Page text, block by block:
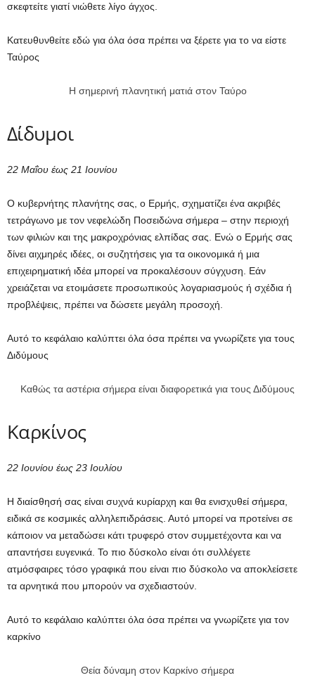
σκεφτείτε γιατί νιώθετε λίγο άγχος.
Κατευθυνθείτε εδώ για όλα όσα πρέπει να ξέρετε για το να είστε
Ταύρος
Η σημερινή πλανητική ματιά στον Ταύρο
Δίδυμοι
22 Μαΐου έως 21 Ιουνίου
Ο κυβερνήτης πλανήτης σας, ο Ερμής, σχηματίζει ένα ακριβές
τετράγωνο με τον νεφελώδη Ποσειδώνα σήμερα – στην περιοχή
των φιλιών και της μακροχρόνιας ελπίδας σας. Ενώ ο Ερμής σας
δίνει αιχμηρές ιδέες, οι συζητήσεις για τα οικονομικά ή μια
επιχειρηματική ιδέα μπορεί να προκαλέσουν σύγχυση. Εάν
χρειάζεται να ετοιμάσετε προσωπικούς λογαριασμούς ή σχέδια ή
προβλέψεις, πρέπει να δώσετε μεγάλη προσοχή.
Αυτό το κεφάλαιο καλύπτει όλα όσα πρέπει να γνωρίζετε για τους
Διδύμους
Καθώς τα αστέρια σήμερα είναι διαφορετικά για τους Διδύμους
Καρκίνος
22 Ιουνίου έως 23 Ιουλίου
Η διαίσθησή σας είναι συχνά κυρίαρχη και θα ενισχυθεί σήμερα,
ειδικά σε κοσμικές αλληλεπιδράσεις. Αυτό μπορεί να προτείνει σε
κάποιον να μεταδώσει κάτι τρυφερό στον συμμετέχοντα και να
απαντήσει ευγενικά. Το πιο δύσκολο είναι ότι συλλέγετε
ατμόσφαιρες τόσο γραφικά που είναι πιο δύσκολο να αποκλείσετε
τα αρνητικά που μπορούν να σχεδιαστούν.
Αυτό το κεφάλαιο καλύπτει όλα όσα πρέπει να γνωρίζετε για τον
καρκίνο
Θεία δύναμη στον Καρκίνο σήμερα